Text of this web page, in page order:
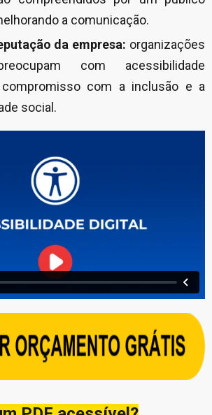
a comunicação.
da empresa: organizações
com acessibilidade
com a inclusão e a
social.